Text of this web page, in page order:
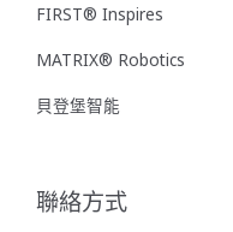
FIRST® Inspires
MATRIX® Robotics
貝登堡智能
聯絡方式